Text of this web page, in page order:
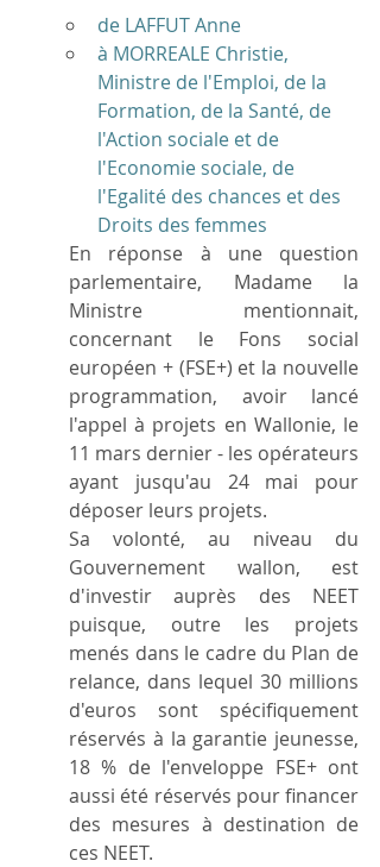
de LAFFUT Anne
à MORREALE Christie,
Ministre de l'Emploi, de la
Formation, de la Santé, de
l'Action sociale et de
l'Economie sociale, de
l'Egalité des chances et des
Droits des femmes
En réponse à une question
parlementaire, Madame la
Ministre mentionnait,
concernant le Fons social
européen + (FSE+) et la nouvelle
programmation, avoir lancé
l'appel à projets en Wallonie, le
11 mars dernier - les opérateurs
ayant jusqu'au 24 mai pour
déposer leurs projets.
Sa volonté, au niveau du
Gouvernement wallon, est
d'investir auprès des NEET
puisque, outre les projets
menés dans le cadre du Plan de
relance, dans lequel 30 millions
d'euros sont spécifiquement
réservés à la garantie jeunesse,
18 % de l'enveloppe FSE+ ont
aussi été réservés pour financer
des mesures à destination de
ces NEET.